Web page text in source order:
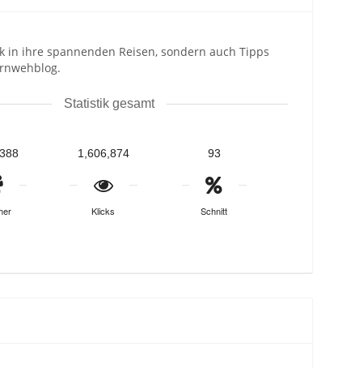
ihre spannenden Reisen, sondern auch Tipps
Statistik gesamt
1,606,874
Klicks
93
Schnitt